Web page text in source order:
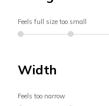
Feels full size too small
Width
Feels too narrow